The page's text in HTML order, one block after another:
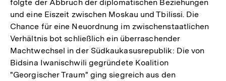
folgte der Abbruch der diplomatischen Beziehungen
und eine Eiszeit zwischen Moskau und Tbilissi. Die
Chance für eine Neuordnung im zwischenstaatlichen
Verhältnis bot schließlich ein überraschender
Machtwechsel in der Südkaukasusrepublik: Die von
Bidsina Iwanischwili gegründete Koalition
"Georgischer Traum" ging siegreich aus den